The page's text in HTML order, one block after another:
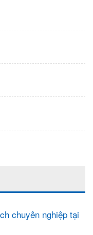
chuyên nghiệp tại